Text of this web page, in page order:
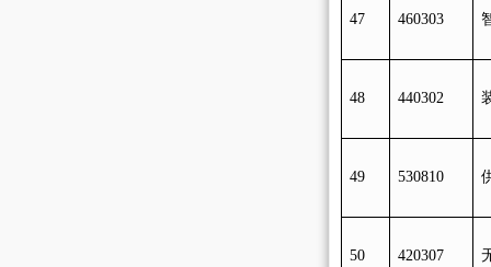
47 460303
48 440302
49 530810
50 420307